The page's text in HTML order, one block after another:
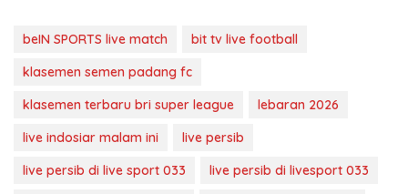
beIN SPORTS live match
bit tv live football
klasemen semen padang fc
klasemen terbaru bri super league
lebaran 2026
live indosiar malam ini
live persib
live persib di live sport 033
live persib di livesport 033